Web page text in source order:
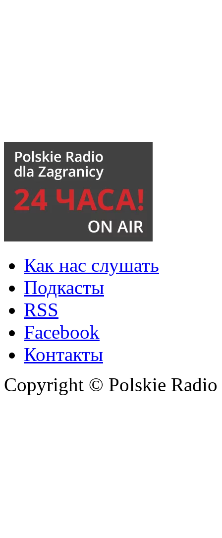
Как нас слушать
Подкасты
RSS
Facebook
Контакты
Copyright © Polskie